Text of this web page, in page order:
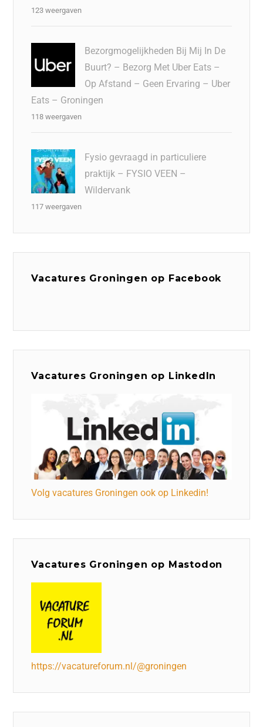
123 weergaven
Bezorgmogelijkheden Bij Mij In De
Buurt? – Bezorg Met Uber Eats –
Op Afstand – Geen Ervaring – Uber
Eats – Groningen
118 weergaven
Fysio gevraagd in particuliere
praktijk – FYSIO VEEN –
Wildervank
117 weergaven
Vacatures Groningen op Facebook
Vacatures Groningen op LinkedIn
Volg vacatures Groningen ook op Linkedin!
Vacatures Groningen op Mastodon
https://vacatureforum.nl/@groningen